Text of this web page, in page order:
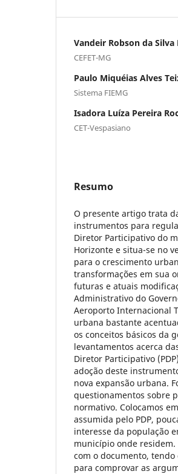
Vandeir Robson da Silva
CEFET-MG
Paulo Miquéias Alves
Sistema FIEMG
Isadora Luíza Pereira
CET-Vespasiano
Resumo
O presente artigo trata
instrumentos para
Diretor Participativo do
Horizonte e situa-se no
para o crescimento
transformações em sua
futuras e atuais
Administrativo do
Aeroporto Internacional
urbana bastante
os conceitos básicos da
levantamentos acerca
Diretor Participativo
adoção deste
nova expansão urbana.
questionamentos sobre
normativo. Colocamos
assumida pelo PDP,
interesse da população
município onde
com o documento,
para comprovar as